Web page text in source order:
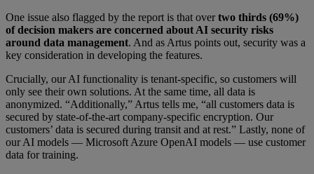
One issue also flagged by the report is that overtwo thirds (69%)
of decision makers are concerned about AI security risks
around data management. And as Artus points out, security was a
key consideration in developing the features.
Crucially, our AI functionality is tenant-specific, so customers will
only see their own solutions. At the same time, all data is
anonymized. “Additionally,” Artus tells me, “all customers data is
secured by state-of-the-art company-specific encryption. Our
customers’ data is secured during transit and at rest.” Lastly, none of
our AI models — Microsoft Azure OpenAI models — use customer
data for training.